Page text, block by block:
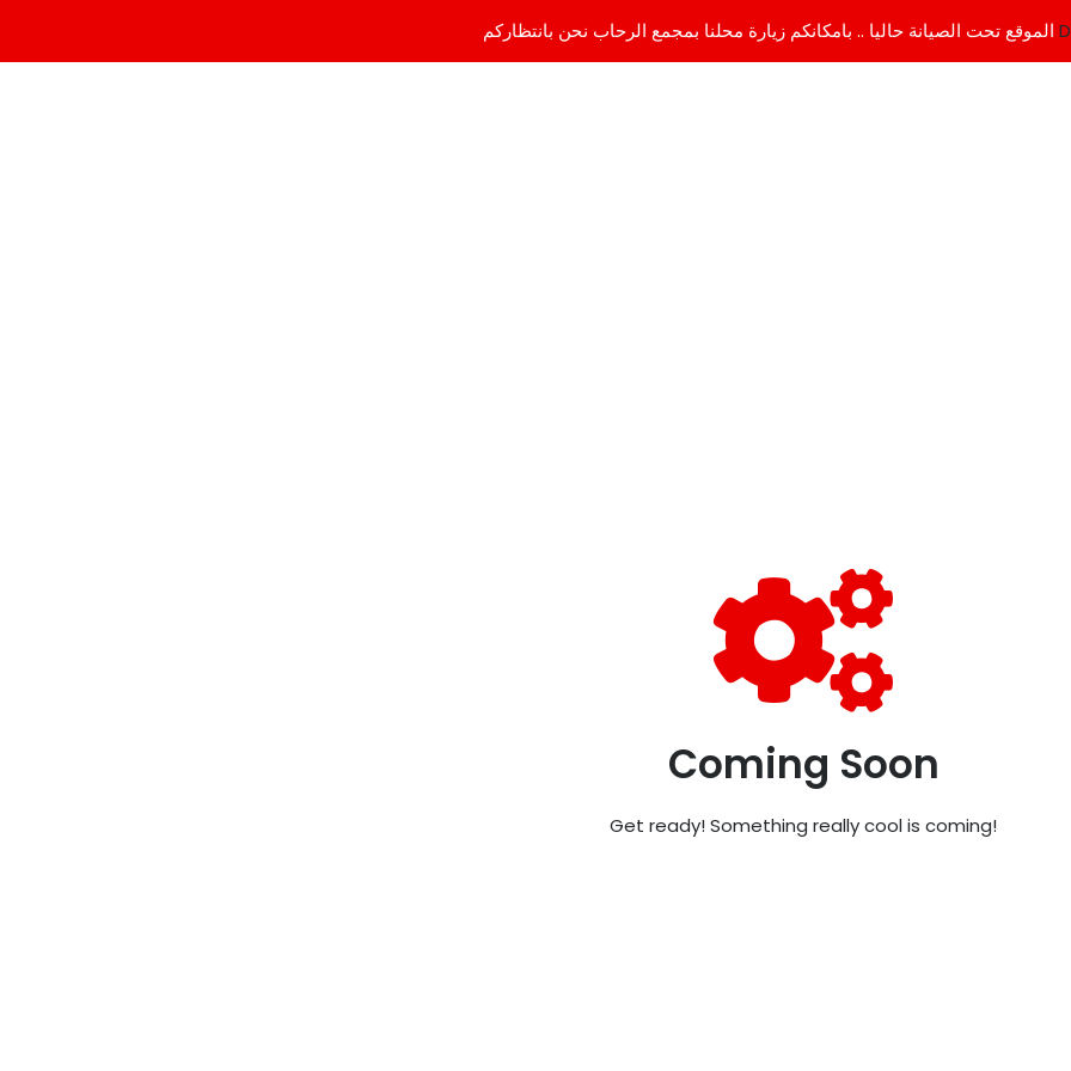
Coming Soon
Get ready! Something really cool is coming!